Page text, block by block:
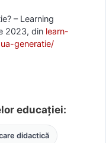
– Learning
2023, din learn-
generatie/
educației:
didactică